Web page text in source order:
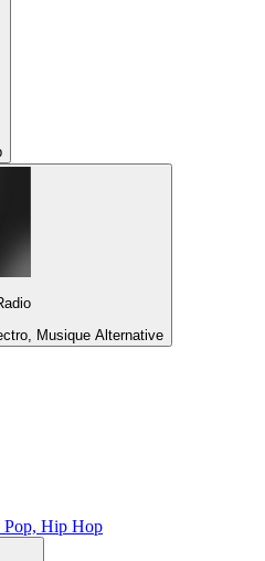
Musique Alternative
Pop, Hip Hop